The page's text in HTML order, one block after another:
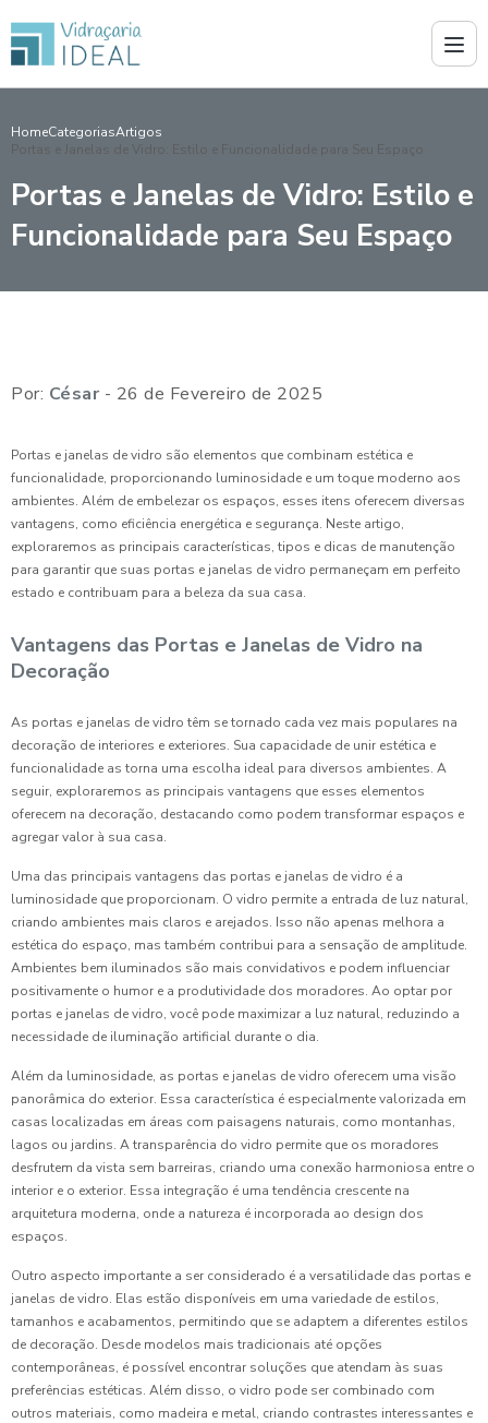
HomeCategoriasArtigos
Portas e Janelas de Vidro: Estilo e Funcionalidade para Seu Espaço
Portas e Janelas de Vidro: Estilo e
Funcionalidade para Seu Espaço
Por: César - 26 de Fevereiro de 2025
Portas e janelas de vidro são elementos que combinam estética e
funcionalidade, proporcionando luminosidade e um toque moderno aos
ambientes. Além de embelezar os espaços, esses itens oferecem diversas
vantagens, como eficiência energética e segurança. Neste artigo,
exploraremos as principais características, tipos e dicas de manutenção
para garantir que suas portas e janelas de vidro permaneçam em perfeito
estado e contribuam para a beleza da sua casa.
Vantagens das Portas e Janelas de Vidro na
Decoração
As portas e janelas de vidro têm se tornado cada vez mais populares na
decoração de interiores e exteriores. Sua capacidade de unir estética e
funcionalidade as torna uma escolha ideal para diversos ambientes. A
seguir, exploraremos as principais vantagens que esses elementos
oferecem na decoração, destacando como podem transformar espaços e
agregar valor à sua casa.
Uma das principais vantagens das portas e janelas de vidro é a
luminosidade que proporcionam. O vidro permite a entrada de luz natural,
criando ambientes mais claros e arejados. Isso não apenas melhora a
estética do espaço, mas também contribui para a sensação de amplitude.
Ambientes bem iluminados são mais convidativos e podem influenciar
positivamente o humor e a produtividade dos moradores. Ao optar por
portas e janelas de vidro, você pode maximizar a luz natural, reduzindo a
necessidade de iluminação artificial durante o dia.
Além da luminosidade, as portas e janelas de vidro oferecem uma visão
panorâmica do exterior. Essa característica é especialmente valorizada em
casas localizadas em áreas com paisagens naturais, como montanhas,
lagos ou jardins. A transparência do vidro permite que os moradores
desfrutem da vista sem barreiras, criando uma conexão harmoniosa entre o
interior e o exterior. Essa integração é uma tendência crescente na
arquitetura moderna, onde a natureza é incorporada ao design dos
espaços.
Outro aspecto importante a ser considerado é a versatilidade das portas e
janelas de vidro. Elas estão disponíveis em uma variedade de estilos,
tamanhos e acabamentos, permitindo que se adaptem a diferentes estilos
de decoração. Desde modelos mais tradicionais até opções
contemporâneas, é possível encontrar soluções que atendam às suas
preferências estéticas. Além disso, o vidro pode ser combinado com
outros materiais, como madeira e metal, criando contrastes interessantes e